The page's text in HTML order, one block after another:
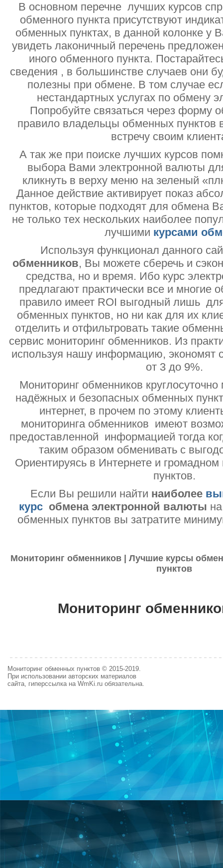
В основном перечне лучших курсов
обменного пункта присутствуют
обменных пунктах, в данной колонке у
увидеть лаконичный перечень
иного обменного пункта.
сведения , в большинстве случаев они
полезны при обмене. В том случае
нестандартных услугах по обмену
Попробуйте связаться через форму
правило владельцы обменных пунктов
встречу своим
А так же при поиске лучших курсов
выбора Вами электронной валюты
кликнуть в верху меню на зеленый
Данное действие активирует показ
пунктов, которые подходят для обмена
не только тех нескольких наиболее
лучшими курсами
Используя функционал данного
обменников, Вы можете сберечь и
средства, но и время. Ибо курс
предлагают практически все и многие
правило имеет ROI выгодный лишь
обменных пунктов, но ни как для их
отделить и отфильтровать такие
сервис мониторинг обменников. Из
используя нашу информацию, экономят
от 3 до 9%.
Мониторинг обменников круглосуточно
надёжных и безопасных обменных
интернет, в прочем по этому
мониторинга обменников имеют
предоставленной информацией тогда
таким образом обменивать с
Ориентируясь в Интернете и
пунктов.
Если Вы решили найти наиболее
курс обмена электронной валюты
обменных пунктов вы затратите
Мониторинг обменников | Лучшие курсы
пунктов
Мониторинг
Мониторинг обменных пунктов © 2015-2019.
При использовании авторских материалов
сайта, гиперссылка на WmKi.ru обязательна.